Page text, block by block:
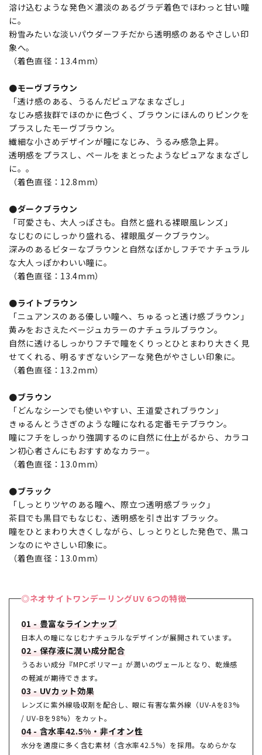
溶け込むような発色×濃淡のあるグラデ着色でほわっと甘い瞳
に。
粉雪みたいな淡いパウダーフチだから透明感のあるやさしい印
象へ。
（着色直径：13.4mm）
●モーヴブラウン
「透け感のある、うるんだピュアなまなざし」
なじみ感抜群でほのかに色づく、ブラウンにほんのりピンクを
プラスしたモーヴブラウン。
繊細な小さめデザインが瞳になじみ、うるみ感急上昇。
透明感をプラスし、ペールをまとったようなピュアなまなざし
に。。
（着色直径：12.8mm）
●ダークブラウン
「可愛さも、大人っぽさも。自然と盛れる裸眼風レンズ」
なじむのにしっかり盛れる、裸眼風ダークブラウン。
深みのあるビターなブラウンと自然なぼかしフチでナチュラル
な大人っぽかわいい瞳に。
（着色直径：13.4mm）
●ライトブラウン
「ニュアンスのある優しい瞳へ、ちゅるっと透け感ブラウン」
黄みをおさえたベージュカラーのナチュラルブラウン。
自然に透けるしっかりフチで瞳をくりっとひとまわり大きく見
せてくれる、明るすぎないシアーな発色がやさしい印象に。
（着色直径：13.2mm）
●ブラウン
「どんなシーンでも使いやすい、王道愛されブラウン」
きゅるんとうさぎのような瞳になれる定番モテブラウン。
瞳にフチをしっかり強調するのに自然に仕上がるから、カラコ
ン初心者さんにもおすすめなカラー。
（着色直径：13.0mm）
●ブラック
「しっとりツヤのある瞳へ、際立つ透明感ブラック」
茶目でも黒目でもなじむ、透明感を引き出すブラック。
瞳をひとまわり大きくしながら、しっとりとした発色で、黒コ
ンなのにやさしい印象に。
（着色直径：13.0mm）
◎ネオサイトワンデーリングUV 6つの特徴
01 - 豊富なラインナップ
日本人の瞳になじむナチュラルなデザインが展開されています。
02 - 保存液に潤い成分配合
うるおい成分『MPCポリマー』が潤いのヴェールとなり、乾燥感
の軽減が期待できます。
03 - UVカット効果
レンズに紫外線吸収剤を配合し、眼に有害な紫外線（UV-Aを83%
/ UV-Bを98%）をカット。
04 - 含水率42.5%・非イオン性
水分を適度に多く含む素材（含水率42.5%）を採用。なめらかな